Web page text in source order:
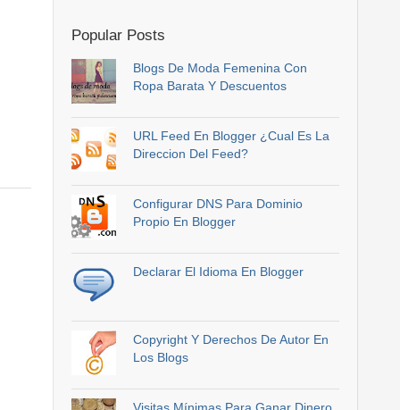
Popular Posts
Blogs De Moda Femenina Con
Ropa Barata Y Descuentos
URL Feed En Blogger ¿Cual Es La
Direccion Del Feed?
Configurar DNS Para Dominio
Propio En Blogger
Declarar El Idioma En Blogger
Copyright Y Derechos De Autor En
Los Blogs